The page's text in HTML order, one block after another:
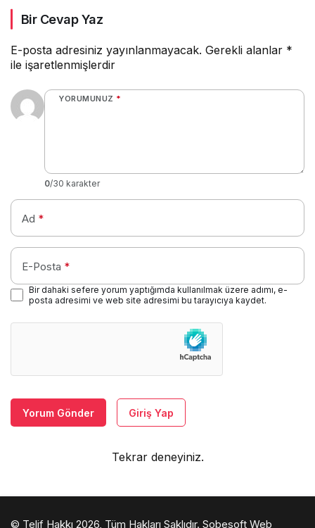
Sözleşmelerine imza attı
Bir Cevap Yaz
E-posta adresiniz yayınlanmayacak. Gerekli alanlar *
ile işaretlenmişlerdir
YORUMUNUZ *
0/30 karakter
Ad *
E-Posta *
Bir dahaki sefere yorum yaptığımda kullanılmak üzere adımı, e-
posta adresimi ve web site adresimi bu tarayıcıya kaydet.
Yorum Gönder Giriş Yap
Tekrar deneyiniz.
© Telif Hakkı 2026, Tüm Hakları Saklıdır. Sobesoft Web